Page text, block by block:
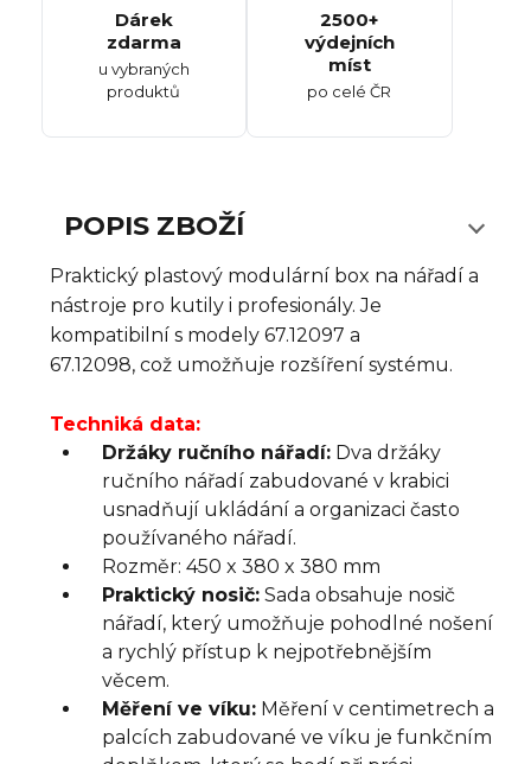
Dárek
zdarma
u vybraných
produktů
2500+
výdejních
míst
po celé ČR
POPIS ZBOŽÍ
Praktický plastový modulární box na nářadí a
nástroje pro kutily i profesionály.Je
kompatibilní s modely 67.12097 a
67.12098, což umožňuje rozšíření systému.
Techniká data:
Držáky ručního nářadí: Dva držáky
ručního nářadí zabudované v krabici
usnadňují ukládání a organizaci často
používaného nářadí.
Rozměr: 450 x 380 x 380 mm
Praktický nosič: Sada obsahuje nosič
nářadí, který umožňuje pohodlné nošení
a rychlý přístup k nejpotřebnějším
věcem.
Měření ve víku: Měření v centimetrech a
palcích zabudované ve víku je funkčním